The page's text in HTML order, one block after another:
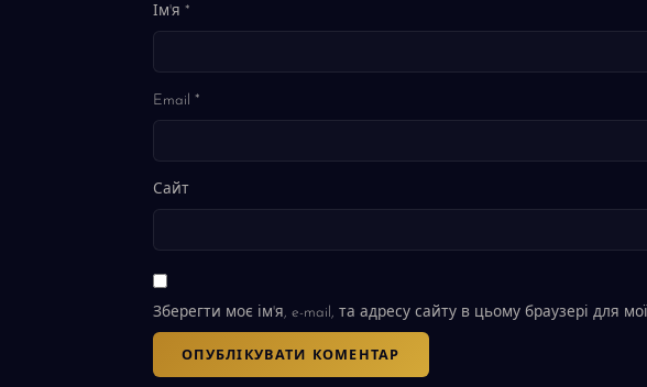
Ім'я *
Email *
Сайт
Зберегти моє ім'я, e-mail, та адресу сайту в цьому браузері для